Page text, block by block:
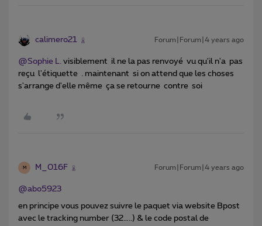
calimero21 Forum|Forum|4 years ago
@Sophie L. visiblement il ne la pas renvoyé vu qu'il n'a pas
reçu l'étiquette . maintenant si on attend que les choses
s'arrange d'elle même ça se retourne contre soi
M M_016F Forum|Forum|4 years ago
@abo5923
en principe vous pouvez suivre le paquet via website Bpost
avec le tracking number (32…..) & le code postal de